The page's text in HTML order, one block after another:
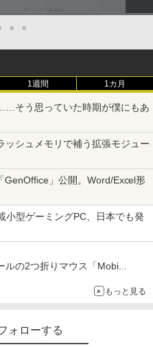
● ●
1週間 1カ月
そう思っていた時期が僕にもあ
ッシュメモリで補う拡張モジュー
GenOffice」公開。Word/Excel形
小型ゲーミングPC、日本でも発
ルの2つ折りマウス「Mobi
もっと見る
ォローする